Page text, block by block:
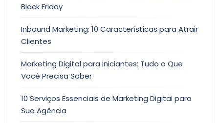
Black Friday
Inbound Marketing: 10 Características para Atrair
Clientes
Marketing Digital para Iniciantes: Tudo o Que
Você Precisa Saber
10 Serviços Essenciais de Marketing Digital para
Sua Agência